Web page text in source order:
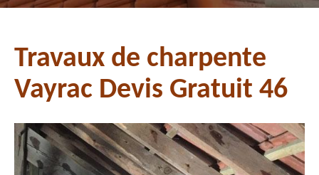
Travaux de charpente
Vayrac Devis Gratuit 46